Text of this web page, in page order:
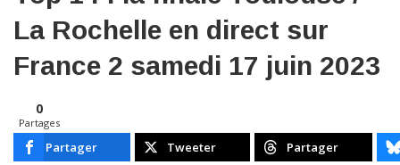
La Rochelle en direct sur
France 2 samedi 17 juin 2023
0
Partages
Partager Tweeter Partager